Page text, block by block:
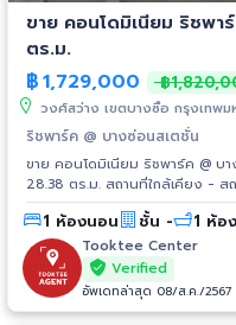
ขาย คอนโดมิเนียม ริชพา
ตร.ม.
฿1,729,000 ฿
วงศ์สว่าง เขตบางซื่อ กรุงเทพม
ริชพาร์ค @ บางซ่อนสเตชั่น
ขาย คอนโดมิเนียม ริชพาร์ค @ บ
28.38 ตร.ม. สถานที่ใกล้เคียง - สถานีรถไฟฟ้าสายสีม่วง ,สายสีแดง -
สำนักงานเขตบางซื่อ - รัฐสภาแห่
- รพ. วิภาวดี - เซ็นทรัลลาดพร้าว
- การไฟฟ้านนทบุรี - บริษัทเครือ
ลิเวอร์ - ม.เกษตรศาสตร์ - ม.ธุร
พระนครเหนือ - ราชภัฏจันทรเกษม
1 ห้องนอน ชั้น - 1 ห้อ
Tooktee Center
Verified
อัพเดทล่าสุด 08/ส.ค./2567